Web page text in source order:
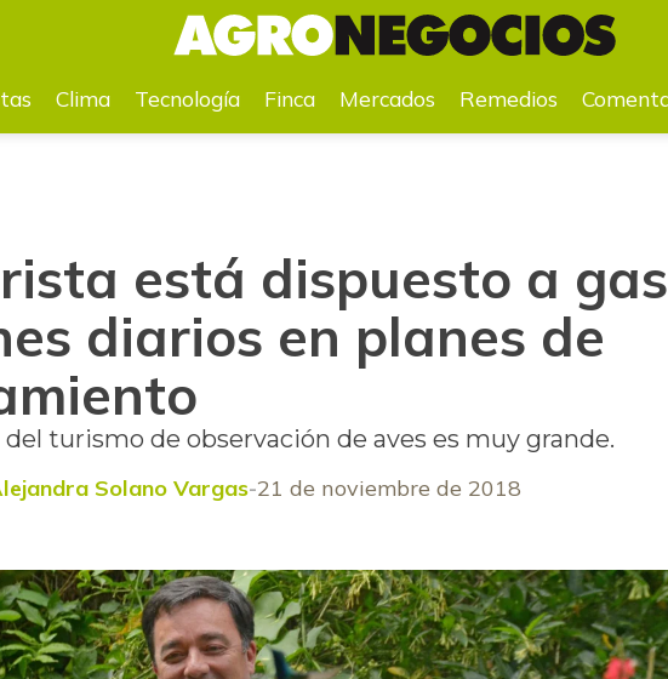
$1,1 millones diarios en planes de avistamiento
Clima Tecnología Finca Mercados Remedios
está dispuesto a
diarios en planes de
turismo de observación de aves es muy grande.
Solano Vargas 21 de noviembre de 2018